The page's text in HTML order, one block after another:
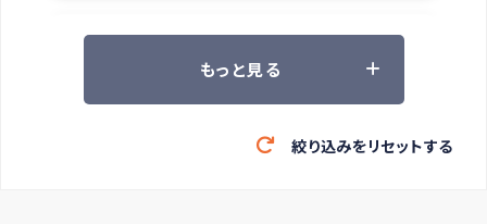
ツアー参加者の声
緊急救援の時代
もっと見る
絞り込みをリセットする